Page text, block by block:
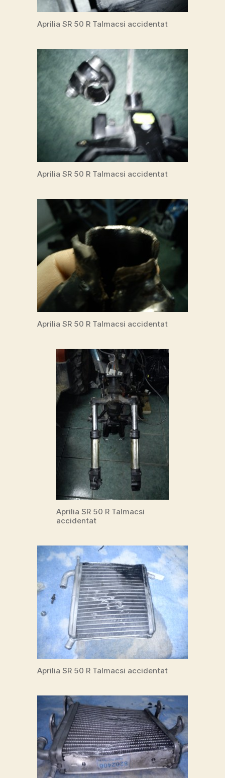
Aprilia SR 50 R Talmacsi accidentat
Aprilia SR 50 R Talmacsi accidentat
Aprilia SR 50 R Talmacsi accidentat
Aprilia SR 50 R Talmacsi
accidentat
Aprilia SR 50 R Talmacsi accidentat